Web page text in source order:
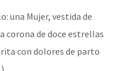
una Mujer, vestida de
corona de doce estrellas
con dolores de parto